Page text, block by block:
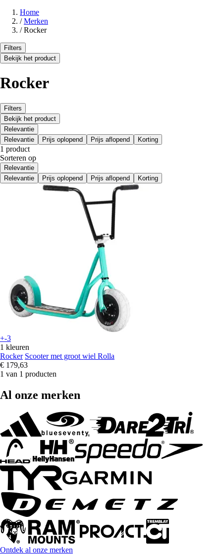
Home
/ Merken
/ Rocker
Filters
Bekijk het product
Rocker
Filters
Bekijk het product
Relevantie
Relevantie
Prijs oplopend Prijs aflopend Korting
1 product
Sorteren op
Relevantie
Relevantie
Prijs oplopend Prijs aflopend Korting
+-3
1 kleuren
Rocker Scooter met groot wiel Rolla
€ 179,63
1 van 1 producten
Al onze merken
Ontdek al onze merken